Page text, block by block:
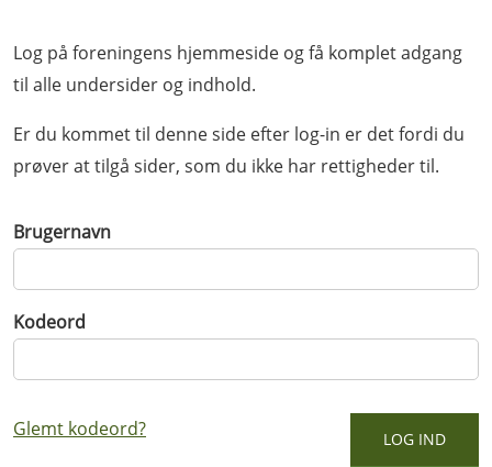
Log på foreningens hjemmeside og få komplet adgang
til alle undersider og indhold.
Er du kommet til denne side efter log-in er det fordi du
prøver at tilgå sider, som du ikke har rettigheder til.
Brugernavn
Kodeord
Glemt kodeord?